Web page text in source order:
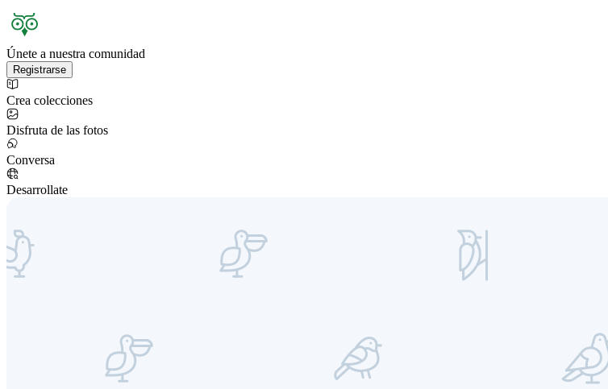
Únete a nuestra comunidad
Registrarse
Crea colecciones
Disfruta de las fotos
Conversa
Desarrollate